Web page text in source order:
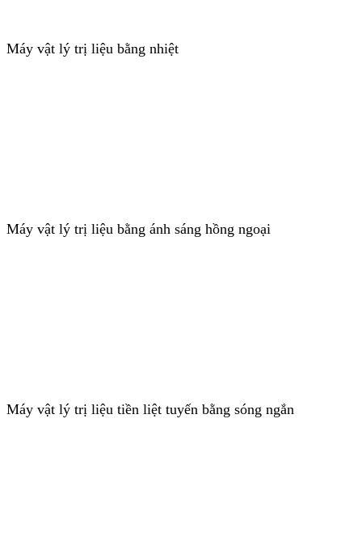
Máy vật lý trị liệu bằng nhiệt
Máy vật lý trị liệu bằng ánh sáng hồng ngoại
Máy vật lý trị liệu tiền liệt tuyến bằng sóng ngắn